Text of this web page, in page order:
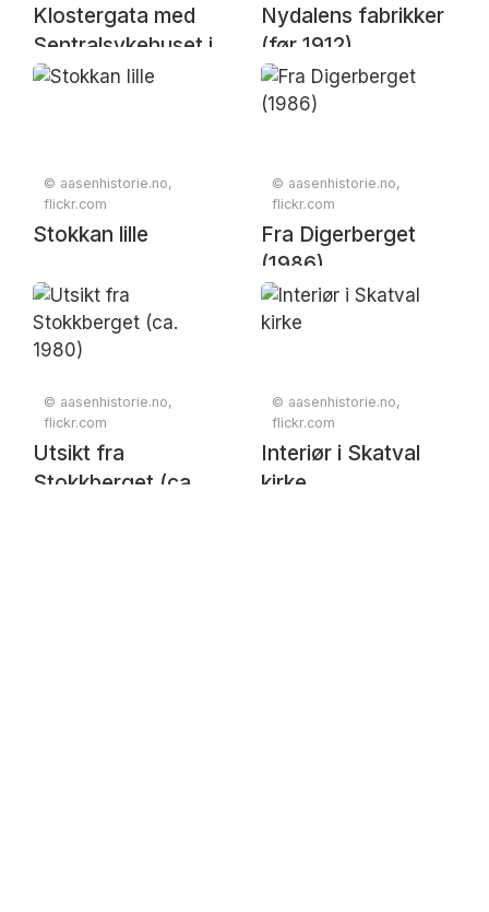
Klostergata med
Sentralsykehuset i
bakgrunnen sett fra
Nydalens fabrikker
(før 1912)
© aasenhistorie.no,
flickr.com
Stokkan lille
© aasenhistorie.no,
flickr.com
Fra Digerberget
(1986)
© aasenhistorie.no,
flickr.com
Utsikt fra
Stokkberget (ca.
© aasenhistorie.no,
flickr.com
Interiør i Skatval
kirke